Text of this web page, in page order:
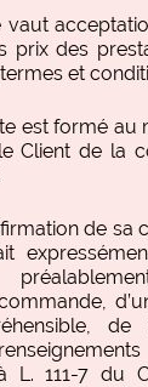
prix des
et
est formé au
Client de la
de sa
de
L. 111-7 du